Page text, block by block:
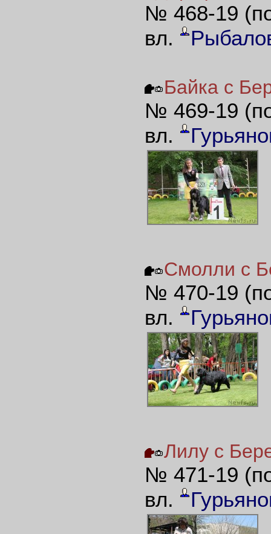
№ 468-19
вл.
Байка с
№ 469-19
вл.
Смолли с
№ 470-19
вл.
Лилу с
№ 471-19
вл.